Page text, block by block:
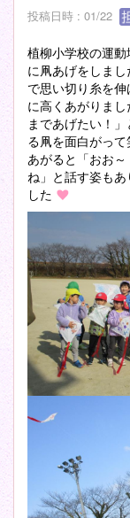
投稿日時 : 01/22
植柳小学校の運
に凧あげをしまし
で思い切り糸を
に高くあがりまし
まであげたい！
る凧を面白がっ
あがると「おお
ね」と話す姿も
した